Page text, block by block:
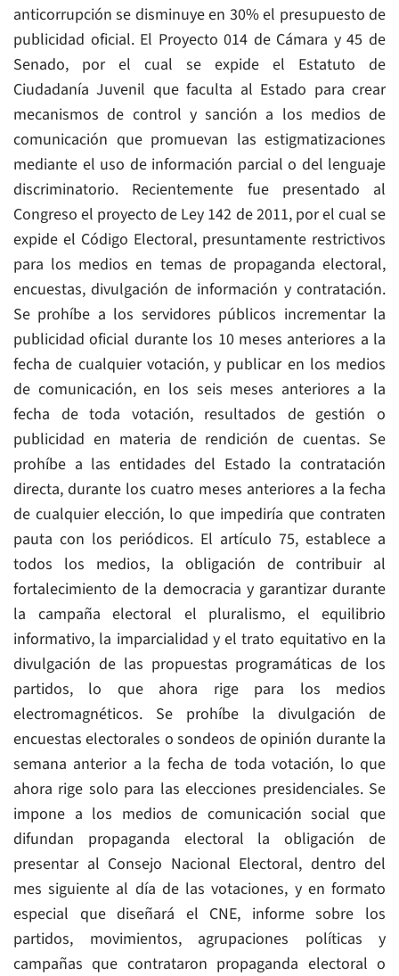
anticorrupción se disminuye en 30% el presupuesto de
publicidad oficial. El Proyecto 014 de Cámara y 45 de
Senado, por el cual se expide el Estatuto de
Ciudadanía Juvenil que faculta al Estado para crear
mecanismos de control y sanción a los medios de
comunicación que promuevan las estigmatizaciones
mediante el uso de información parcial o del lenguaje
discriminatorio. Recientemente fue presentado al
Congreso el proyecto de Ley 142 de 2011, por el cual se
expide el Código Electoral, presuntamente restrictivos
para los medios en temas de propaganda electoral,
encuestas, divulgación de información y contratación.
Se prohíbe a los servidores públicos incrementar la
publicidad oficial durante los 10 meses anteriores a la
fecha de cualquier votación, y publicar en los medios
de comunicación, en los seis meses anteriores a la
fecha de toda votación, resultados de gestión o
publicidad en materia de rendición de cuentas. Se
prohíbe a las entidades del Estado la contratación
directa, durante los cuatro meses anteriores a la fecha
de cualquier elección, lo que impediría que contraten
pauta con los periódicos. El artículo 75, establece a
todos los medios, la obligación de contribuir al
fortalecimiento de la democracia y garantizar durante
la campaña electoral el pluralismo, el equilibrio
informativo, la imparcialidad y el trato equitativo en la
divulgación de las propuestas programáticas de los
partidos, lo que ahora rige para los medios
electromagnéticos. Se prohíbe la divulgación de
encuestas electorales o sondeos de opinión durante la
semana anterior a la fecha de toda votación, lo que
ahora rige solo para las elecciones presidenciales. Se
impone a los medios de comunicación social que
difundan propaganda electoral la obligación de
presentar al Consejo Nacional Electoral, dentro del
mes siguiente al día de las votaciones, y en formato
especial que diseñará el CNE, informe sobre los
partidos, movimientos, agrupaciones políticas y
campañas que contrataron propaganda electoral o